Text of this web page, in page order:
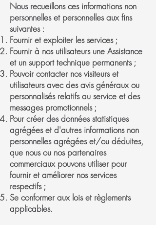
Nous recueillons ces informations non
personnelles et personnelles aux fins
suivantes :
Fournir et exploiter les services ;
Fournir à nos utilisateurs une Assistance
et un support technique permanents ;
Pouvoir contacter nos visiteurs et
utilisateurs avec des avis généraux ou
personnalisés relatifs au service et des
messages promotionnels ;
Pour créer des données statistiques
agrégées et d'autres informations non
personnelles agrégées et/ou déduites,
que nous ou nos partenaires
commerciaux pouvons utiliser pour
fournir et améliorer nos services
respectifs ;
Se conformer aux lois et règlements
applicables.